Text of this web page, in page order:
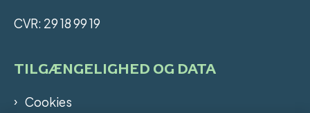
CVR: 29 18 99 19
TILGÆNGELIGHED OG DATA
Cookies